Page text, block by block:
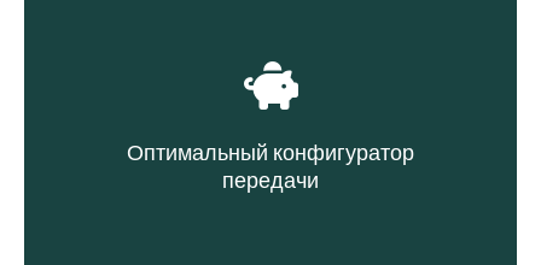
Оптимальный конфигуратор
передачи